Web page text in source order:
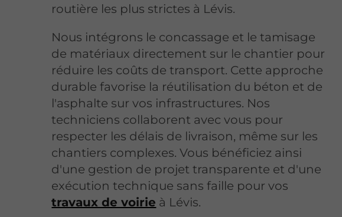
routière les plus strictes à Lévis.
Nous intégrons le concassage et le tamisage
de matériaux directement sur le chantier pour
réduire les coûts de transport. Cette approche
durable favorise la réutilisation du béton et de
l'asphalte sur vos infrastructures. Nos
techniciens collaborent avec vous pour
respecter les délais de livraison, même sur les
chantiers complexes. Vous bénéficiez ainsi
d'une gestion de projet transparente et d'une
exécution technique sans faille pour vos
travaux de voirie à Lévis.